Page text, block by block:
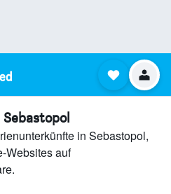
in Sebastopol,
Websites auf